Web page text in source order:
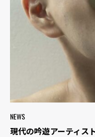
NEWS
現代の吟遊アーティス